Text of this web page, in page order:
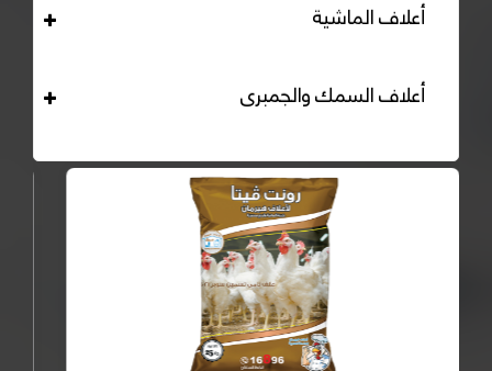
أعلاف الماشية
أعلاف السمك والجمبرى